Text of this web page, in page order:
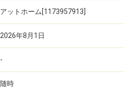
アットホーム[1173957913]
2026年8月1日
-
随時